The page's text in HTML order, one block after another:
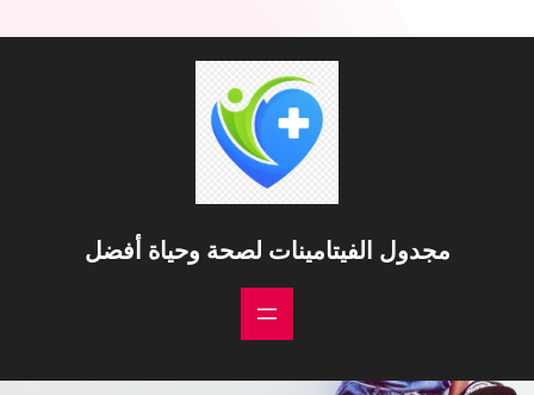
مجدول الفيتامينات لصحة وحياة أفضل